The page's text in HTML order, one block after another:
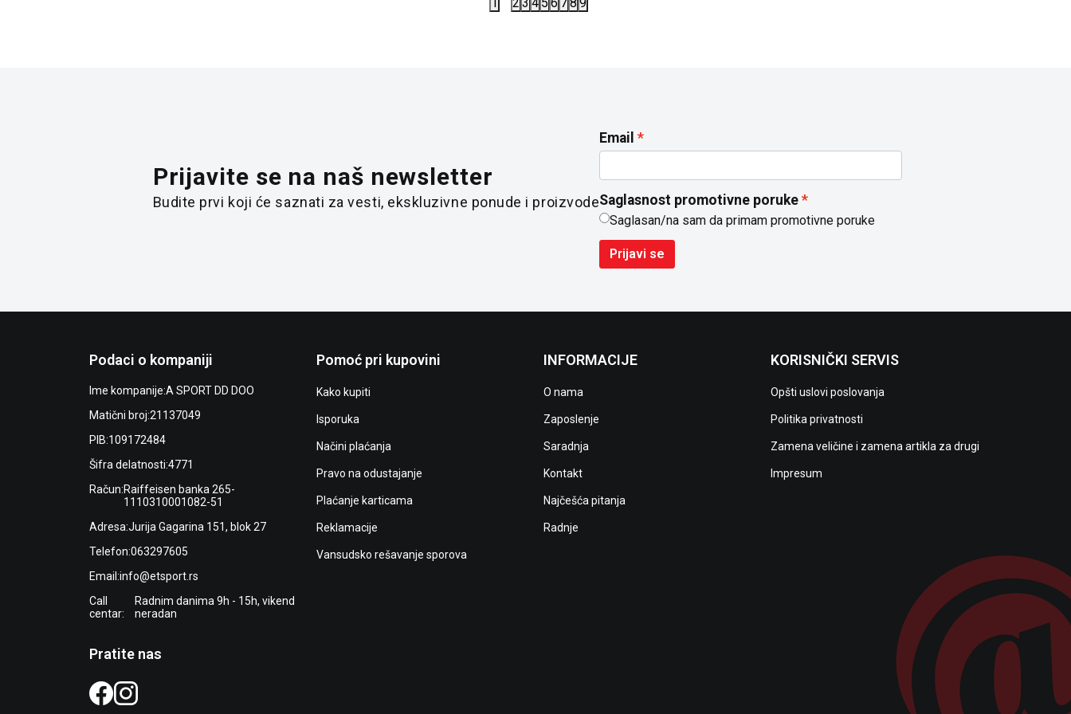
Prijavite se na naš newsletter
Budite prvi koji će saznati za vesti, ekskluzivne ponude i proizvode
Email
Saglasnost promotivne poruke
Saglasan/na sam da primam promotivne poruke
Prijavi se
Podaci o kompaniji
Ime kompanije:A SPORT DD DOO
Matični broj:21137049
PIB:109172484
Šifra delatnosti:4771
Račun:Raiffeisen banka 265-
1110310001082-51
Adresa:Jurija Gagarina 151, blok 27
Telefon:063297605
Email:info@etsport.rs
Call
centar:
Radnim danima 9h - 15h, vikend
neradan
Pomoć pri kupovini
Kako kupiti
Isporuka
Načini plaćanja
Pravo na odustajanje
Plaćanje karticama
Reklamacije
Vansudsko rešavanje sporova
INFORMACIJE
O nama
Zaposlenje
Saradnja
Kontakt
Najčešća pitanja
Radnje
KORISNIČKI SERVIS
Opšti uslovi poslovanja
Politika privatnosti
Zamena veličine i zamena artikla za drugi
Impresum
Pratite nas